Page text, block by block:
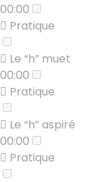
00:00
Pratique
Le “h” muet
00:00
Pratique
Le “h” aspiré
00:00
Pratique